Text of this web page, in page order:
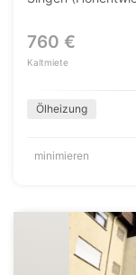
760 €
Kaltmiete
Ölheizung
minimieren